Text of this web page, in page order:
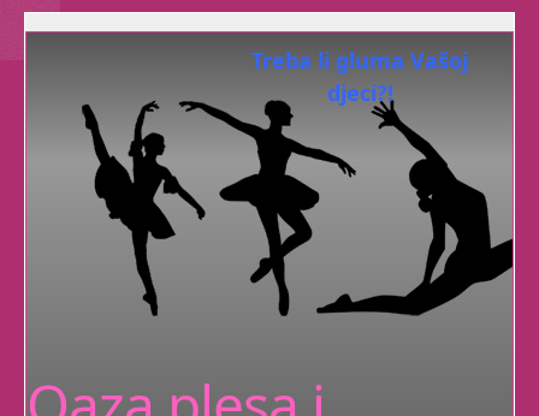
Treba li gluma Vašoj
djeci?!
Dramatuljci
razvijaju kod
Vaših malenih
samopouzdanje, maštovitost,
koncentraciju, suradnju, empatiju i
komunikativnost.